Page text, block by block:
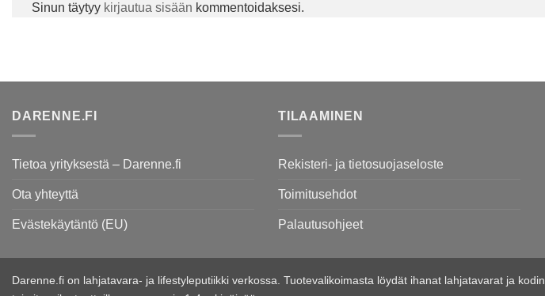
Sinun täytyy kirjautua sisään kommentoidaksesi.
DARENNE.FI
Tietoa yrityksestä – Darenne.fi
Ota yhteyttä
Evästekäytäntö (EU)
TILAAMINEN
Rekisteri- ja tietosuojaseloste
Toimitusehdot
Palautusohjeet
Darenne.fi on lahjatavara- ja lifestyleputiikki verkossa. Tuotevalikoimasta löydät ihanat lahjatavarat ja